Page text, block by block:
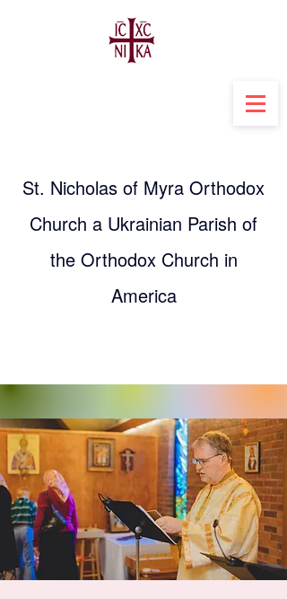
St. Nicholas of Myra Orthodox
Church a Ukrainian Parish of
the Orthodox Church in
America